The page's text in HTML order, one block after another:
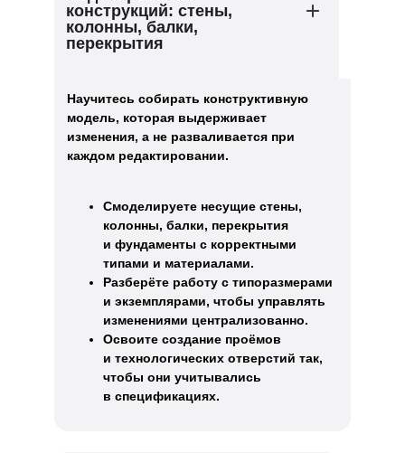
конструкций: стены,
колонны, балки,
перекрытия
Научитесь собирать конструктивную
модель, которая выдерживает
изменения, а не разваливается при
каждом редактировании.
Смоделируете несущие стены,
колонны, балки, перекрытия
и фундаменты с корректными
типами и материалами.
Разберёте работу с типоразмерами
и экземплярами, чтобы управлять
изменениями централизованно.
Освоите создание проёмов
и технологических отверстий так,
чтобы они учитывались
в спецификациях.